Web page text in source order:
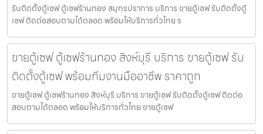
รับติดตั้งตู้เซฟ ตู้เซฟร้านทอง สมุทรปราการ บริการ ขายตู้เซฟ รับติดตั้งตู้
เซฟ ติดต่อสอบถามได้ตลอด พร้อมให้บริการทั่วไทย ร
ขายตู้เซฟ ตู้เซฟร้านทอง สิงห์บุรี บริการ ขายตู้เซฟ รับ
ติดตั้งตู้เซฟ พร้อมทีมงานมืออาชีพ ราคาถูก
ขายตู้เซฟ ตู้เซฟร้านทอง สิงห์บุรี บริการ ขายตู้เซฟ รับติดตั้งตู้เซฟ ติดต่อ
สอบถามได้ตลอด พร้อมให้บริการทั่วไทย ขายตู้เซฟ